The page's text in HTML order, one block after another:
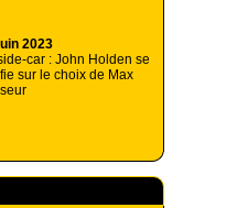
2023
car : John Holden se
sur le choix de Max